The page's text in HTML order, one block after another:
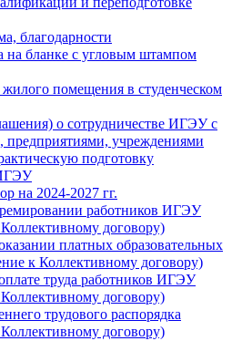
благодарности
бланке с угловым штампом
помещения в студенческом
о сотрудничестве ИГЭУ с
предприятиями, учреждениями
подготовку
на 2024-2027 гг.
работников ИГЭУ
договору)
платных образовательных
к Коллективному договору)
труда работников ИГЭУ
договору)
трудового распорядка
договору)